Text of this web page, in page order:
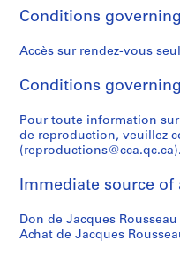
a
-
'
t
a
n
g
o
s
n
m
n
a
t
i
o
c
o
o
a
t
1
9
8
7
8
9
AP066.S3.D11
r
a
,
9
9
3
-
9
9
9
7
9
6
r
o
j
c
t
:
r
o
j
c
t
:
r
o
j
c
t
:
r
o
j
c
t
:
r
o
j
c
t
:
r
o
j
c
t
:
r
o
j
c
t
:
e
r
i
s
D
Conditions
Accès sur rendez-vous
Conditions
Pour toute information
de reproduction, veuillez
(reproductions@cca.qc.ca).
Immediate source
Don de Jacques
Achat de Jacques